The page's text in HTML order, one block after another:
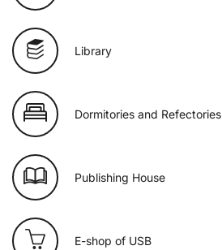
Library
Dormitories and Refectories
Publishing House
E-shop of USB